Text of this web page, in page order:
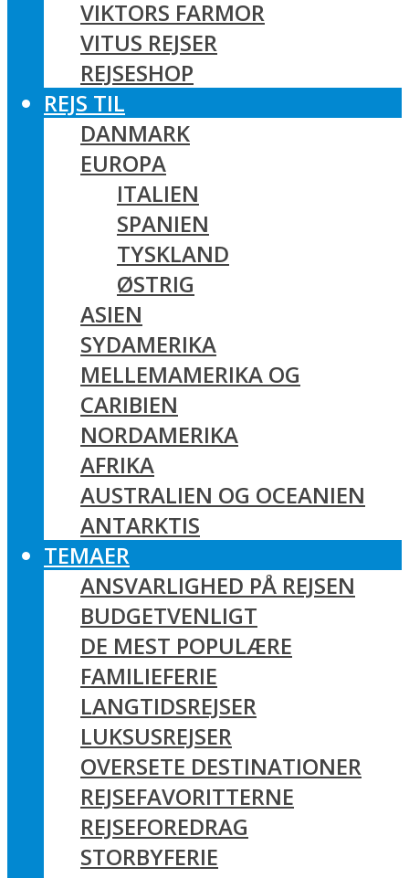
VIKTORS FARMOR
VITUS REJSER
REJSESHOP
REJS TIL
DANMARK
EUROPA
ITALIEN
SPANIEN
TYSKLAND
ØSTRIG
ASIEN
SYDAMERIKA
MELLEMAMERIKA OG
CARIBIEN
NORDAMERIKA
AFRIKA
AUSTRALIEN OG OCEANIEN
ANTARKTIS
TEMAER
ANSVARLIGHED PÅ REJSEN
BUDGETVENLIGT
DE MEST POPULÆRE
FAMILIEFERIE
LANGTIDSREJSER
LUKSUSREJSER
OVERSETE DESTINATIONER
REJSEFAVORITTERNE
REJSEFOREDRAG
STORBYFERIE